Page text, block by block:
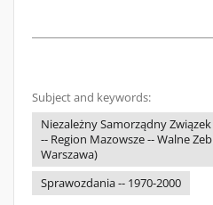
Subject and keywords:
Niezależny Samorządny
-- Region Mazowsze -- Walne
Warszawa)
Sprawozdania -- 1970-2000